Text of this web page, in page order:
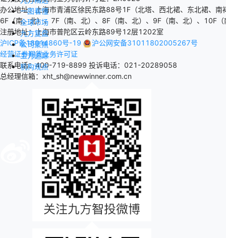
一图看懂
全球市场
九方复盘
公司聚焦
主力追踪
机构观点
办公地址：上海市青浦区徐民东路88号1F（北塔、西北裙、东北裙、
6F（南、北）、7F（南、北）、8F（南、北）、9F（南、北）、10F
注册地址：上海市普陀区云岭东路89号12层1202室
沪ICP备18014860号-19
沪公网安备31011802005267号
经营证券期货业务许可证
联系电话：400-719-8899 投诉电话：021-20289058
总经理信箱：xht_sh@newwinner.com.cn